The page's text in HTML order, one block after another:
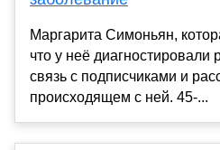
Маргарита Симоньян,
что у неё диагностировали
связь с подписчиками и
происходящем с ней. 45-...